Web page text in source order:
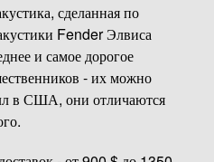
сделанная по
Fender Элвиса
и самое дорогое
- их можно
в США, они отличаются